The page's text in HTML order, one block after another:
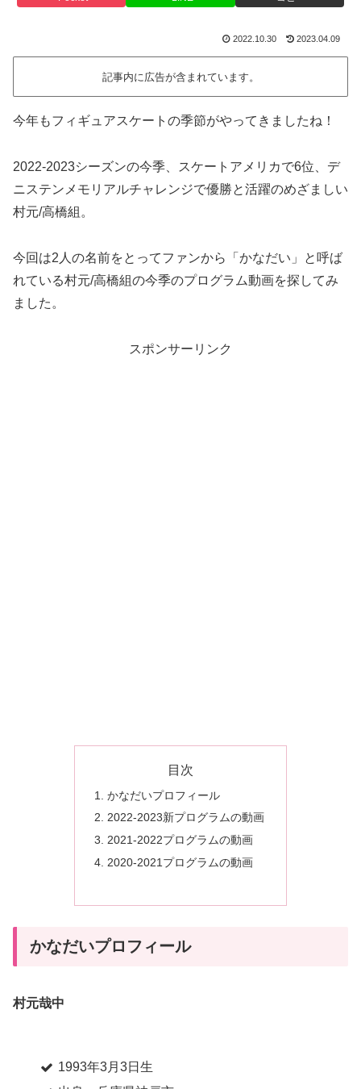
2022.10.30 2023.04.09
記事内に広告が含まれています。
今年もフィギュアスケートの季節がやってきましたね！
2022-2023シーズンの今季、スケートアメリカで6位、デ
ニステンメモリアルチャレンジで優勝と活躍のめざましい
村元/高橋組。
今回は2人の名前をとってファンから「かなだい」と呼ば
れている村元/高橋組の今季のプログラム動画を探してみ
ました。
スポンサーリンク
目次
かなだいプロフィール
2022-2023新プログラムの動画
2021-2022プログラムの動画
2020-2021プログラムの動画
かなだいプロフィール
村元哉中
1993年3月3日生